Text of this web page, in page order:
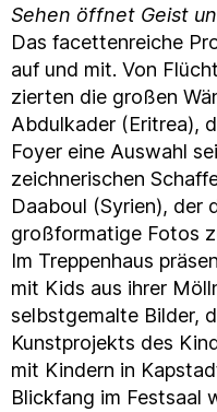
Sehen öffnet Geist
Das facettenreiche
auf und mit. Von
zierten die großen
Abdulkader (Eritrea),
Foyer eine Auswahl
zeichnerischen
Daaboul (Syrien), der
großformatige Fotos
Im Treppenhaus
mit Kids aus ihrer
selbstgemalte Bilder,
Kunstprojekts des
mit Kindern in
Blickfang im Festsaal